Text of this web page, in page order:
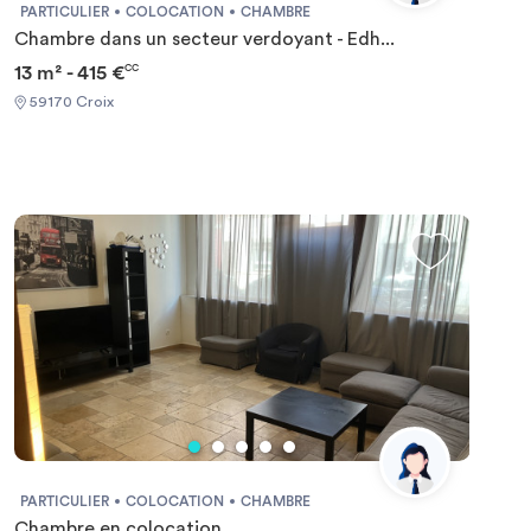
PARTICULIER COLOCATION CHAMBRE
Chambre dans un secteur verdoyant - Edh...
13 m² - 415 €CC
59170 Croix
PARTICULIER COLOCATION CHAMBRE